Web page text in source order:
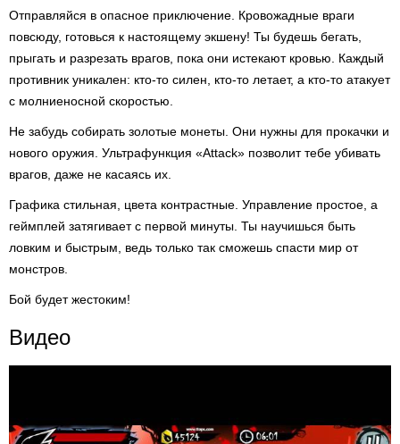
Отправляйся в опасное приключение. Кровожадные враги
повсюду, готовься к настоящему экшену! Ты будешь бегать,
прыгать и разрезать врагов, пока они истекают кровью. Каждый
противник уникален: кто-то силен, кто-то летает, а кто-то атакует
с молниеносной скоростью.
Не забудь собирать золотые монеты. Они нужны для прокачки и
нового оружия. Ультрафункция «Attack» позволит тебе убивать
врагов, даже не касаясь их.
Графика стильная, цвета контрастные. Управление простое, а
геймплей затягивает с первой минуты. Ты научишься быть
ловким и быстрым, ведь только так сможешь спасти мир от
монстров.
Бой будет жестоким!
Видео